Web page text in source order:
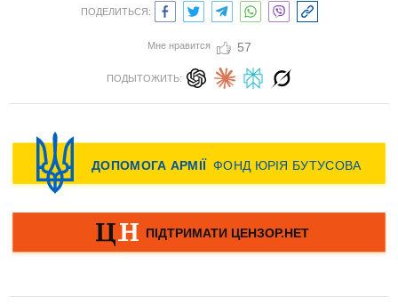
ПОДЕЛИТЬСЯ:
Мне нравится 57
ПОДЫТОЖИТЬ: